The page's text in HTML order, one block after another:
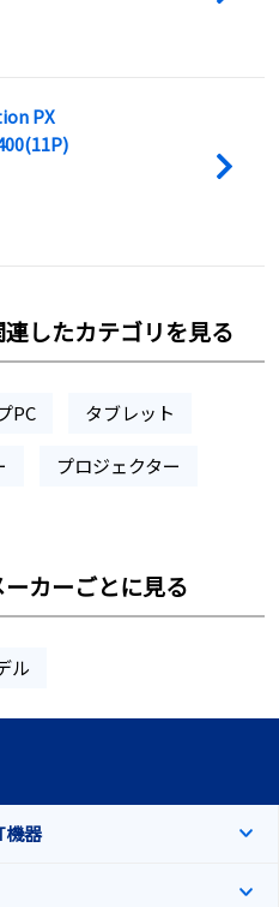
PX
したカテゴリを見る
PC タブレット
プロジェクター
カーごとに見る
ル
機器